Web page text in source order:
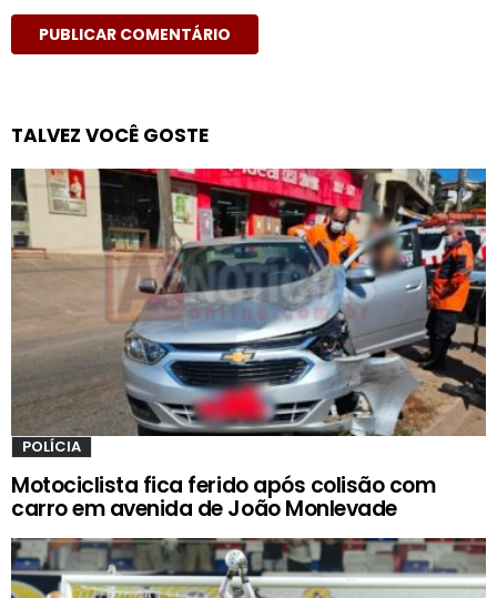
TALVEZ VOCÊ GOSTE
POLÍCIA
Motociclista fica ferido após colisão com
carro em avenida de João Monlevade